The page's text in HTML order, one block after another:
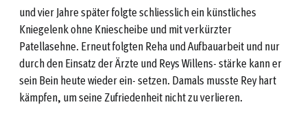
und vier Jahre später folgte schliesslich ein künstliches
Kniegelenk ohne Kniescheibe und mit verkürzter
Patellasehne. Erneut folgten Reha und Aufbauarbeit und nur
durch den Einsatz der Ärzte und Reys Willens- stärke kann er
sein Bein heute wieder ein- setzen. Damals musste Rey hart
kämpfen, um seine Zufriedenheit nicht zu verlieren.